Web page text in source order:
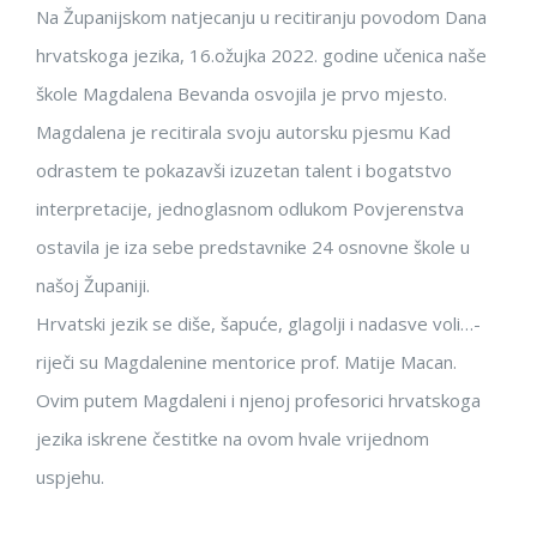
Na Županijskom natjecanju u recitiranju povodom Dana
hrvatskoga jezika, 16.ožujka 2022. godine učenica naše
škole Magdalena Bevanda osvojila je prvo mjesto.
Magdalena je recitirala svoju autorsku pjesmu Kad
odrastem te pokazavši izuzetan talent i bogatstvo
interpretacije, jednoglasnom odlukom Povjerenstva
ostavila je iza sebe predstavnike 24 osnovne škole u
našoj Županiji.
Hrvatski jezik se diše, šapuće, glagolji i nadasve voli…-
riječi su Magdalenine mentorice prof. Matije Macan.
Ovim putem Magdaleni i njenoj profesorici hrvatskoga
jezika iskrene čestitke na ovom hvale vrijednom
uspjehu.